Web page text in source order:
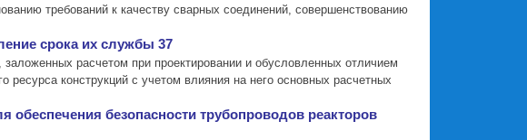
требований к качеству сварных соединений, совершенствованию
срока их службы 37
расчетом при проектировании и обусловленных отличием
ресурса конструкций с учетом влияния на него основных расчетных
безопасности трубопроводов реакторов